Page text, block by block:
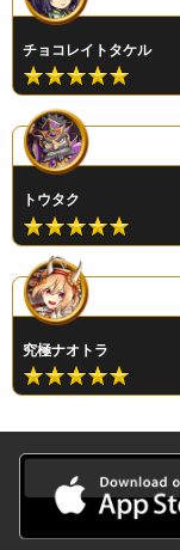
チョコレイトタケル
トウタク
究極ナオトラ